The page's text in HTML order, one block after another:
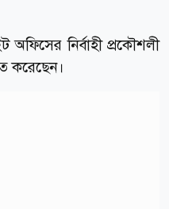
নির্বাহী প্রকৌশলী
করেছেন।